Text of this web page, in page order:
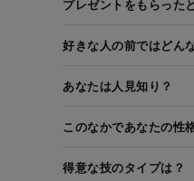
プレゼントをもらった
好きな人の前ではどん
あなたは人見知り？
このなかであなたの性
得意な技のタイプは？